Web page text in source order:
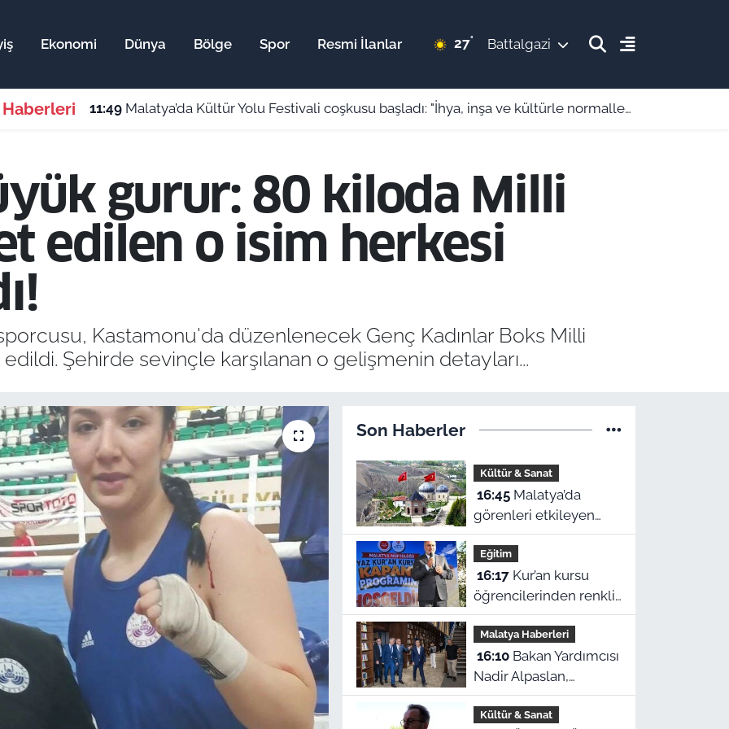
Ekonomi Dünya Bölge Spor Resmi İlanlar 27° Battalgazi
Haberleri 11:49 Malatya’da Kültür Yolu Festivali coşkusu başladı: "İhya, inşa ve kültürle normalleşiyoruz"
gurur: 80 kiloda Milli
edilen o isim herkesi
Kastamonu'da düzenlenecek Genç Kadınlar Boks Milli
edildi. Şehirde sevinçle karşılanan o gelişmenin detayları...
Son Haberler
Kültür & Sanat
16:45Malatya’da
görenleri etkileyen
türbe: Kubbesiyle
Kerbela’yı hatırlatıyor
Eğitim
16:17Kur’an kursu
öğrencilerinden renkli
ve anlamlı kapanış
gösterisi
Malatya Haberleri
16:10Bakan Yardımcısı
Nadir Alpaslan,
Malatya'nın en büyük
kütüphanesini inceledi
Kültür & Sanat